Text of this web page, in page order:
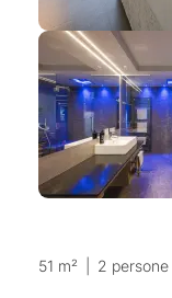
51 m² 2 persone